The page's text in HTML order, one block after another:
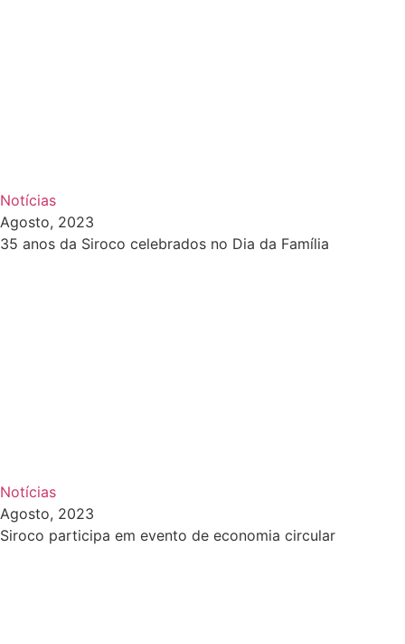
Notícias
Agosto, 2023
35 anos da Siroco celebrados no Dia da Família
Notícias
Agosto, 2023
Siroco participa em evento de economia circular